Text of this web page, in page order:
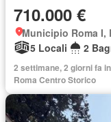
710.000 €
Municipio Roma I,
5 Locali
2
2 settimane, 2 giorni fa
Roma Centro Storico